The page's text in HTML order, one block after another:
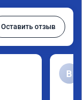
Оставить отзыв
В